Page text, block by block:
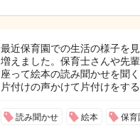
最近保育園での生活の様子を
増えました。保育士さんや先
座って絵本の読み聞かせを聞
片付けの声かけて片付けをす
読み聞かせ 絵本 保育